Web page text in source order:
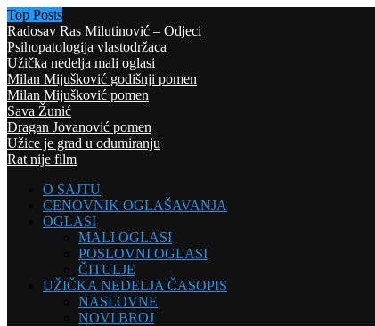
Top Posts
Radosav Ras Milutinović – Odjeci
Psihopatologija vlastodržaca
Užička nedelja mali oglasi
Milan Mijušković godišnji pomen
Milan Mijušković pomen
Sava Žunić
Dragan Jovanović pomen
Užice je grad u odumiranju
Rat nije film
O SAJTU
CENOVNIK OGLAŠAVANJA
OGLASI
MALI OGLASI
POSLOVNI OGLASI
ČITULJE
UŽIČKA NEDELJA ČASOPIS
NASLOVNE
NOVI BROJ